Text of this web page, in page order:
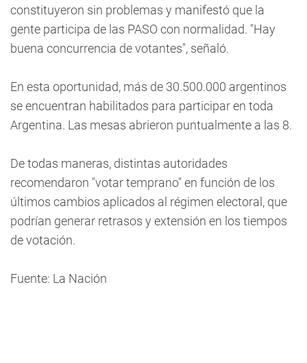
constituyeron sin problemas y manifestó que la
gente participa de las PASO con normalidad. "Hay
buena concurrencia de votantes", señaló.
En esta oportunidad, más de 30.500.000 argentinos
se encuentran habilitados para participar en toda
Argentina. Las mesas abrieron puntualmente a las 8.
De todas maneras, distintas autoridades
recomendaron "votar temprano" en función de los
últimos cambios aplicados al régimen electoral, que
podrían generar retrasos y extensión en los tiempos
de votación.
Fuente: La Nación